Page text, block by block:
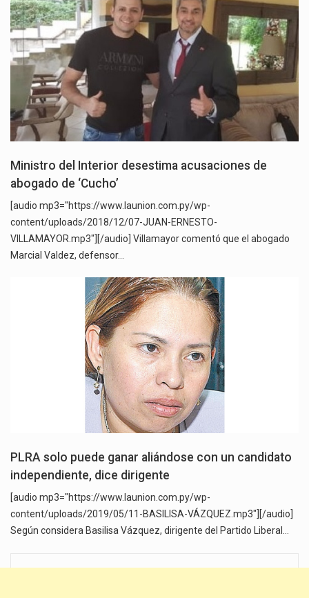
Ministro del Interior desestima acusaciones de
abogado de ‘Cucho’
[audio mp3="https://www.launion.com.py/wp-
content/uploads/2018/12/07-JUAN-ERNESTO-
VILLAMAYOR.mp3"][/audio] Villamayor comentó que el abogado
Marcial Valdez, defensor…
PLRA solo puede ganar aliándose con un candidato
independiente, dice dirigente
[audio mp3="https://www.launion.com.py/wp-
content/uploads/2019/05/11-BASILISA-VÁZQUEZ.mp3"][/audio]
Según considera Basilisa Vázquez, dirigente del Partido Liberal…